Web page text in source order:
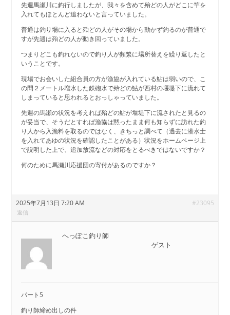
先週馬瀬川に釣行しましたが、我々を含めて殆どの人がどこに竿を
入れてもほとんど追わないと言っていました。
普通は釣り場に入ると殆どの人がその場から動かず釣るのが普通で
すが先週は殆どの人が動き回っていました。
つまりどこも釣れないので釣り人が頻繁に場所替えを繰り返したと
いうことです。
現場でお会いした組合員の方が漁協が入れている鮎は弱いので、こ
の間２メートル増水した鉄砲水で殆どの鮎が西村の堰堤下に流れて
しまっていると思われるとおっしゃっていました。
先週の馬瀬の状況を考えれば殆どの鮎が堰堤下に流されたと見るの
が妥当で、そうだとすれば漁協は黙ったまま何も知らずに訪れた釣
り人から入漁料を取るのではなく、きちっと調べて（過去に潜水士
を入れてあゆの状況を確認したことがある）状況をホームページ上
で説明した上で、追加放流などの対応をとるべきではないですか？
何のために馬瀬川応援団の寄付があるのですか？
2025年7月13日 7:20 AM #23095
返信
へっぽこ釣り師
ゲスト
パート5
釣り師締め出しの件